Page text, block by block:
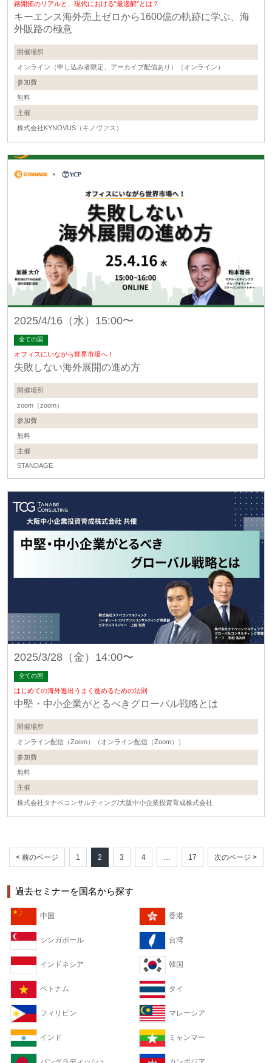
路開拓のリアルと、現代における"最適解"とは？
キーエンス海外売上ゼロから1600億の軌跡に学ぶ、海
外販路の極意
開催場所
オンライン（申し込み者限定、アーカイブ配信あり）（オンライン）
参加費
無料
主催
株式会社KYNOVUS（キノヴァス）
2025/4/16（水）15:00〜
全ての国
オフィスにいながら世界市場へ！
失敗しない海外展開の進め方
開催場所
zoom（zoom）
参加費
無料
主催
STANDAGE
2025/3/28（金）14:00〜
全ての国
はじめての海外進出うまく進めるための法則
中堅・中小企業がとるべきグローバル戦略とは
開催場所
オンライン配信（Zoom）（オンライン配信（Zoom））
参加費
無料
主催
株式会社タナベコンサルティング/大阪中小企業投資育成株式会社
< 前のページ 1 2 3 4 … 17 次のページ >
過去セミナーを国名から探す
中国 香港
シンガポール 台湾
インドネシア 韓国
ベトナム タイ
フィリピン マレーシア
インド ミャンマー